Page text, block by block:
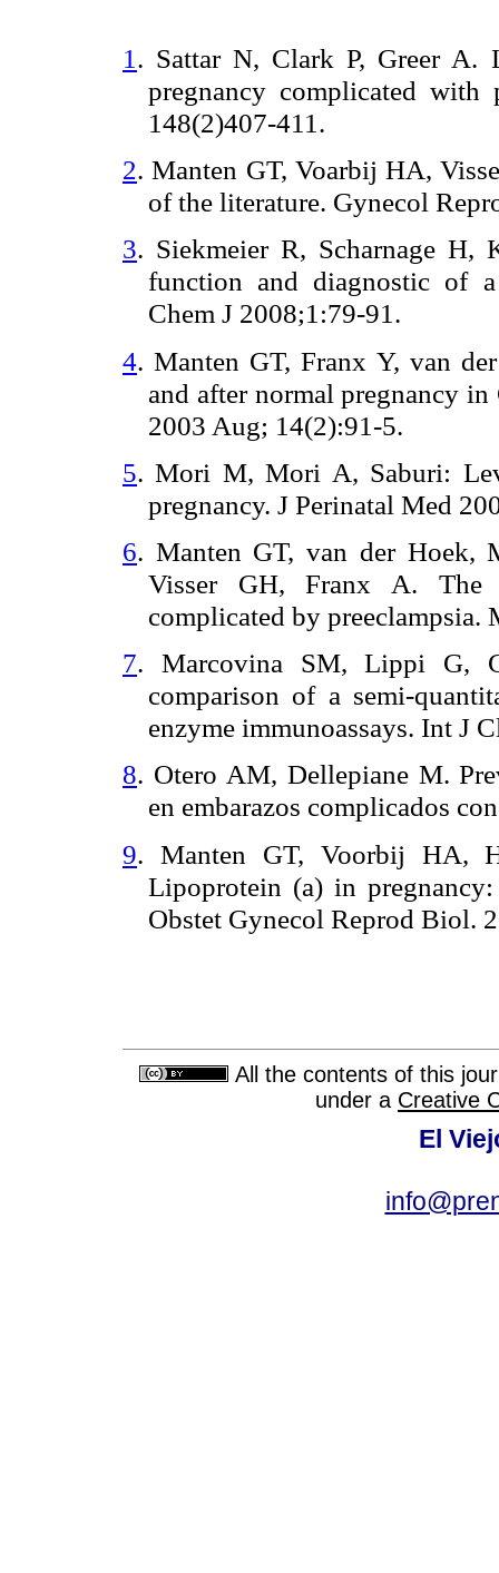
1 . Sattar N, Clark P, Greer A.
pregnancy complicated with
148(2)407-411.
2. Manten GT, Voarbij HA,
of the literature. Gynecol
3. Siekmeier R, Scharnage H,
function and diagnostic of
Chem J 2008;1:79-91.
4. Manten GT, Franx Y, van
and after normal pregnancy
2003 Aug; 14(2):91-5.
5. Mori M, Mori A, Saburi:
pregnancy. J Perinatal Med
6. Manten GT, van der Hoek,
Visser GH, Franx A.
complicated by
7. Marcovina SM, Lippi G,
comparison of a semi-
enzyme immunoassays. Int J
8. Otero AM, Dellepiane M.
en embarazos complicados
9. Manten GT, Voorbij HA,
Lipoprotein (a) in
Obstet Gynecol Reprod Biol.
All the contents of this
under a Creative
El